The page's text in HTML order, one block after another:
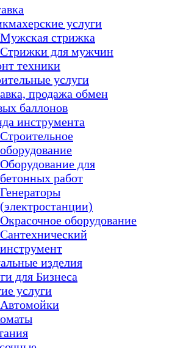
услуги
Мужская стрижка
Стрижки для мужчин
техники
услуги
продажа обмен
баллонов
инструмента
Строительное
оборудование
Оборудование для
бетонных работ
Генераторы
(электростанции)
Окрасочное оборудование
Сантехнический
инструмент
изделия
для Бизнеса
услуги
Автомойки